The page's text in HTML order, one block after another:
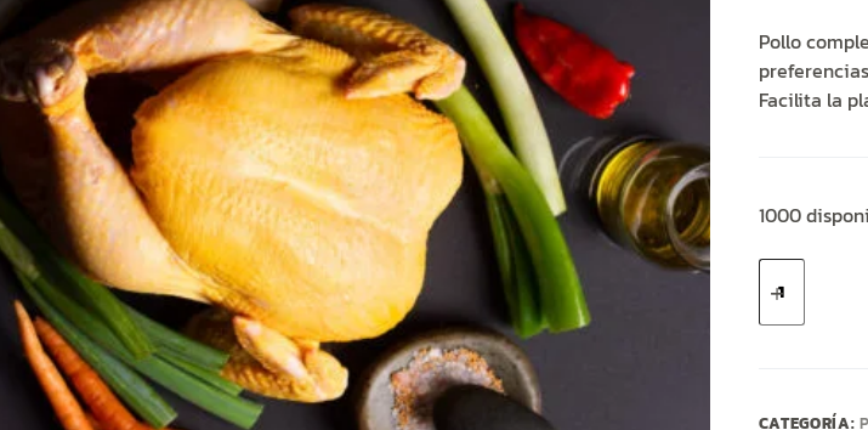
Pollo
Facilita la
1000
Pollo
cantidad
CATEGORÍA: